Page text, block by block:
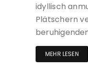
idyllisch
Plätschern
MEHR LESEN